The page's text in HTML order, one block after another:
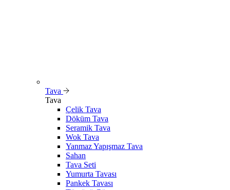
Tava
Tava
Çelik Tava
Döküm Tava
Seramik Tava
Wok Tava
Yanmaz Yapışmaz Tava
Sahan
Tava Seti
Yumurta Tavası
Pankek Tavası